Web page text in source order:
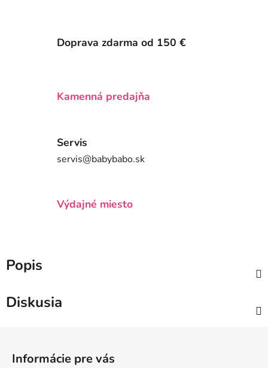
Doprava zdarma od 150 €
Kamenná predajňa
Servis
servis@babybabo.sk
Výdajné miesto
Popis
Diskusia
Informácie pre vás